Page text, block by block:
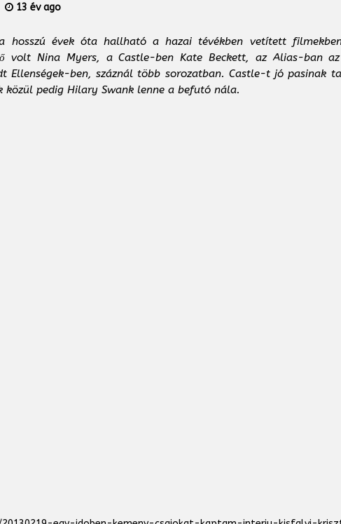
13 év ago
hosszú évek óta hallható a hazai tévékben vetített
volt Nina Myers, a Castle-ben Kate Beckett, az Alias-ban
Ellenségek-ben, száznál több sorozatban. Castle-t jó
pedig Hilary Swank lenne a befutó nála.